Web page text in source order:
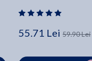
55.71 Lei 59.90 Lei